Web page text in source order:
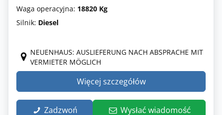
Waga operacyjna: 18820 Kg
Silnik: Diesel
NEUENHAUS: AUSLIEFERUNG NACH ABSPRACHE MIT
VERMIETER MÖGLICH
Więcej szczegółów
Zadzwoń Wysłać wiadomość